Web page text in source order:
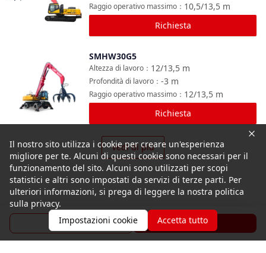
10,5/13,5 m
Raggio operativo massimo ：
Richiesta
Confronta
SMHW30G5
12/13,5 m
Altezza di lavoro ：
-3 m
Profondità di lavoro ：
12/13,5 m
Raggio operativo massimo ：
Richiesta
Vedi di più
Brochure Richiesta
Il nostro sito utilizza i cookie per creare un'esperienza
migliore per te. Alcuni di questi cookie sono necessari per il
funzionamento del sito. Alcuni sono utilizzati per scopi
statistici e altri sono impostati da servizi di terze parti. Per
ulteriori informazioni, si prega di leggere la nostra politica
sulla privacy.
Impostazioni cookie
Accetta tutto